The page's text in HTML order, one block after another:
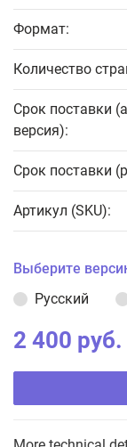
Формат:
Количество
Срок поставки
версия):
Срок поставки
Артикул (SKU):
Выберите
Русский
2 400 руб.